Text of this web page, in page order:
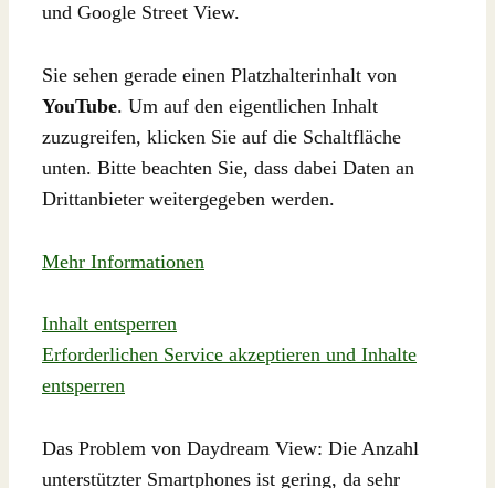
und Google Street View.
Sie sehen gerade einen Platzhalterinhalt von
YouTube. Um auf den eigentlichen Inhalt
zuzugreifen, klicken Sie auf die Schaltfläche
unten. Bitte beachten Sie, dass dabei Daten an
Drittanbieter weitergegeben werden.
Mehr Informationen
Inhalt entsperren
Erforderlichen Service akzeptieren und Inhalte
entsperren
Das Problem von Daydream View: Die Anzahl
unterstützter Smartphones ist gering, da sehr